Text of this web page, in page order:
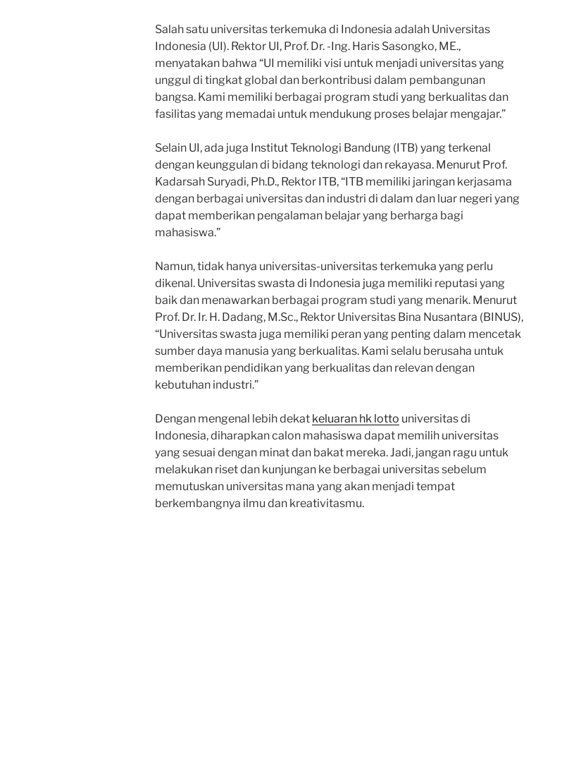
Salah satu universitas terkemuka di Indonesia adalah Universitas
Indonesia (UI). Rektor UI, Prof. Dr. -Ing. Haris Sasongko, ME.,
menyatakan bahwa “UI memiliki visi untuk menjadi universitas yang
unggul di tingkat global dan berkontribusi dalam pembangunan
bangsa. Kami memiliki berbagai program studi yang berkualitas dan
fasilitas yang memadai untuk mendukung proses belajar mengajar.”
Selain UI, ada juga Institut Teknologi Bandung (ITB) yang terkenal
dengan keunggulan di bidang teknologi dan rekayasa. Menurut Prof.
Kadarsah Suryadi, Ph.D., Rektor ITB, “ITB memiliki jaringan kerjasama
dengan berbagai universitas dan industri di dalam dan luar negeri yang
dapat memberikan pengalaman belajar yang berharga bagi
mahasiswa.”
Namun, tidak hanya universitas-universitas terkemuka yang perlu
dikenal. Universitas swasta di Indonesia juga memiliki reputasi yang
baik dan menawarkan berbagai program studi yang menarik. Menurut
Prof. Dr. Ir. H. Dadang, M.Sc., Rektor Universitas Bina Nusantara (BINUS),
“Universitas swasta juga memiliki peran yang penting dalam mencetak
sumber daya manusia yang berkualitas. Kami selalu berusaha untuk
memberikan pendidikan yang berkualitas dan relevan dengan
kebutuhan industri.”
Dengan mengenal lebih dekat keluaran hk lotto universitas di
Indonesia, diharapkan calon mahasiswa dapat memilih universitas
yang sesuai dengan minat dan bakat mereka. Jadi, jangan ragu untuk
melakukan riset dan kunjungan ke berbagai universitas sebelum
memutuskan universitas mana yang akan menjadi tempat
berkembangnya ilmu dan kreativitasmu.